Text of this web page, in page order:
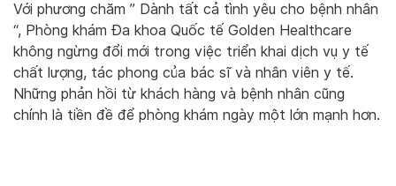
Với phương chăm ” Dành tất cả tình yêu cho bệnh nhân
“, Phòng khám Đa khoa Quốc tế Golden Healthcare
không ngừng đổi mới trong việc triển khai dịch vụ y tế
chất lượng, tác phong của bác sĩ và nhân viên y tế.
Những phản hồi từ khách hàng và bệnh nhân cũng
chính là tiền đề để phòng khám ngày một lớn mạnh hơn.